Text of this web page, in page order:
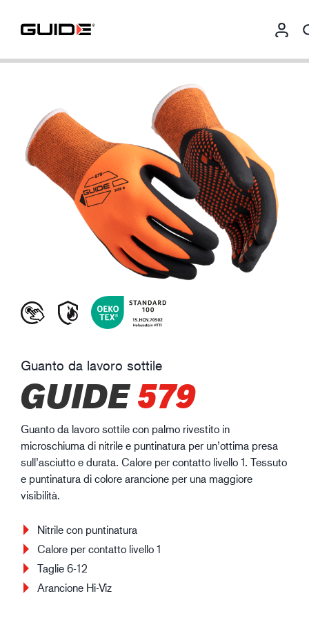
Guanto da lavoro sottile
GUIDE579
Guanto da lavoro sottile con palmo rivestito in
microschiuma di nitrile e puntinatura per un’ottima presa
sull’asciutto e durata. Calore per contatto livello 1. Tessuto
e puntinatura di colore arancione per una maggiore
visibilità.
Nitrile con puntinatura
Calore per contatto livello 1
Taglie 6-12
Arancione Hi-Viz